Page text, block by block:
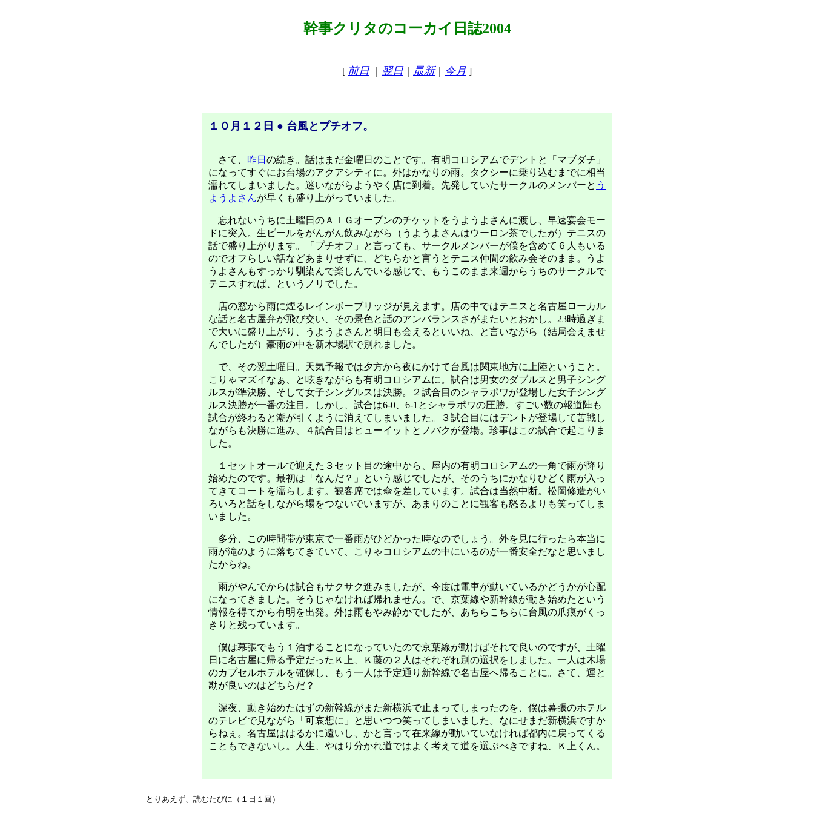
幹事クリタのコーカイ日誌2004
[ 前日 翌日 最新｜ 今月 ]
１０月１２日 ● 台風とプチオフ。
さて、 昨日 の続き。話はまだ金曜日のことです。有明コロシアムでデントと「マブダチ」
になってすぐにお台場のアクアシティに。外はかなりの雨。タクシーに乗り込むまでに相当
濡れてしまいました。迷いながらようやく店に到着。先発していたサークルのメンバーと う
ようよさんが早くも盛り上がっていました。
忘れないうちに土曜日のＡＩＧオープンのチケットをうようよさんに渡し、早速宴会モー
ドに突入。生ビールをがんがん飲みながら（うようよさんはウーロン茶でしたが）テニスの
話で盛り上がります。「プチオフ」と言っても、サークルメンバーが僕を含めて６人もいる
のでオフらしい話などあまりせずに、どちらかと言うとテニス仲間の飲み会そのまま。うよ
うよさんもすっかり馴染んで楽しんでいる感じで、もうこのまま来週からうちのサークルで
テニスすれば、というノリでした。
店の窓から雨に煙るレインボーブリッジが見えます。店の中ではテニスと名古屋ローカル
な話と名古屋弁が飛び交い、その景色と話のアンバランスさがまたいとおかし。23時過ぎま
で大いに盛り上がり、うようよさんと明日も会えるといいね、と言いながら（結局会えませ
んでしたが）豪雨の中を新木場駅で別れました。
で、その翌土曜日。天気予報では夕方から夜にかけて台風は関東地方に上陸ということ。
こりゃマズイなぁ、と呟きながらも有明コロシアムに。試合は男女のダブルスと男子シング
ルスが準決勝、そして女子シングルスは決勝。２試合目のシャラポワが登場した女子シング
ルス決勝が一番の注目。しかし、試合は6-0、6-1とシャラポワの圧勝。すごい数の報道陣も
試合が終わると潮が引くように消えてしまいました。３試合目にはデントが登場して苦戦し
ながらも決勝に進み、４試合目はヒューイットとノバクが登場。珍事はこの試合で起こりま
した。
１セットオールで迎えた３セット目の途中から、屋内の有明コロシアムの一角で雨が降り
始めたのです。最初は「なんだ？」という感じでしたが、そのうちにかなりひどく雨が入っ
てきてコートを濡らします。観客席では傘を差しています。試合は当然中断。松岡修造がい
ろいろと話をしながら場をつないでいますが、あまりのことに観客も怒るよりも笑ってしま
いました。
多分、この時間帯が東京で一番雨がひどかった時なのでしょう。外を見に行ったら本当に
雨が滝のように落ちてきていて、こりゃコロシアムの中にいるのが一番安全だなと思いまし
たからね。
雨がやんでからは試合もサクサク進みましたが、今度は電車が動いているかどうかが心配
になってきました。そうじゃなければ帰れません。で、京葉線や新幹線が動き始めたという
情報を得てから有明を出発。外は雨もやみ静かでしたが、あちらこちらに台風の爪痕がくっ
きりと残っています。
僕は幕張でもう１泊することになっていたので京葉線が動けばそれで良いのですが、土曜
日に名古屋に帰る予定だったＫ上、Ｋ藤の２人はそれぞれ別の選択をしました。一人は木場
のカプセルホテルを確保し、もう一人は予定通り新幹線で名古屋へ帰ることに。さて、運と
勘が良いのはどちらだ？
深夜、動き始めたはずの新幹線がまた新横浜で止まってしまったのを、僕は幕張のホテル
のテレビで見ながら「可哀想に」と思いつつ笑ってしまいました。なにせまだ新横浜ですか
らねぇ。名古屋ははるかに遠いし、かと言って在来線が動いていなければ都内に戻ってくる
こともできないし。人生、やはり分かれ道ではよく考えて道を選ぶべきですね、Ｋ上くん。
とりあえず、読むたびに（１日１回）